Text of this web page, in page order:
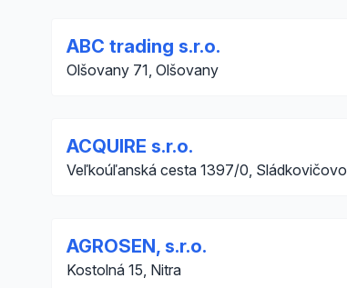
ABC trading s.r.o.
Olšovany 71, Olšovany
ACQUIRE s.r.o.
Veľkoúľanská cesta 1397/0, Sládkovičovo
AGROSEN, s.r.o.
Kostolná 15, Nitra